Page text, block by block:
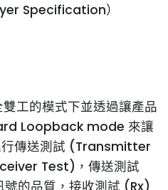
Specification）
工的模式下並透過讓產品
Loopback mode 來讓
行傳送測試 (Transmitter
Test)，傳送測試
的品質，接收測試 (Rx)